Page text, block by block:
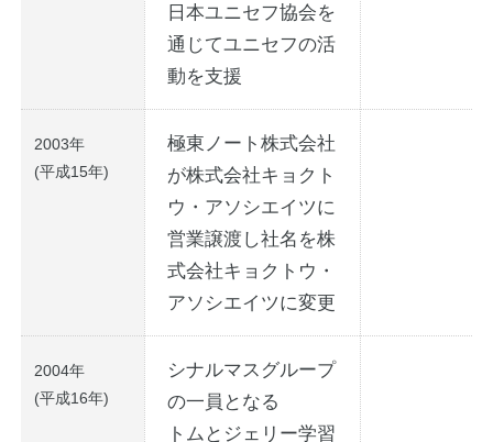
日本ユニセフ協会を
通じてユニセフの活
動を支援
2003年
(平成15年)
極東ノート株式会社
が株式会社キョクト
ウ・アソシエイツに
営業譲渡し社名を株
式会社キョクトウ・
アソシエイツに変更
2004年
(平成16年)
シナルマスグループ
の一員となる
トムとジェリー学習